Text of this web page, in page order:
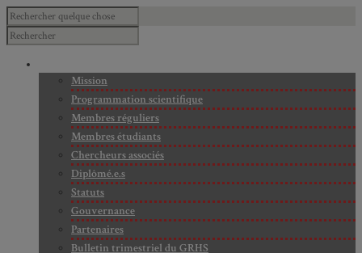
Mission
Programmation scientifique
Membres réguliers
Membres étudiants
Chercheurs associés
Diplômé.e.s
Statuts
Gouvernance
Partenaires
Bulletin trimestriel du GRHS